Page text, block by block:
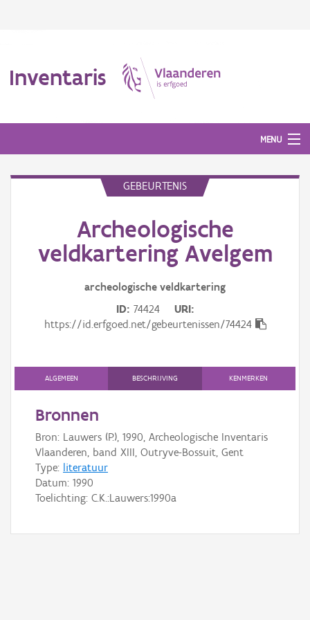
Inventaris
MENU
Aanduidingsobject
Waarneming
Gebeurtenis
Downloads
Hergebruik
Aanmelden
GEBEURTENIS
Archeologische
veldkartering Avelgem
archeologische veldkartering
ID 74424
URI
https://id.erfgoed.net/gebeurtenissen/74424
ALGEMEEN BESCHRIJVING KENMERKEN
Bronnen
Bron: Lauwers (P.), 1990, Archeologische Inventaris
Vlaanderen, band XIII, Outryve-Bossuit, Gent
Type: literatuur
Datum: 1990
Toelichting: C.K.:Lauwers:1990a